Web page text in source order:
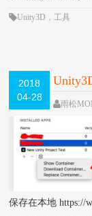
Unity3D ，工具
2018
04-28
（九十
雨松
保存在本地 https://